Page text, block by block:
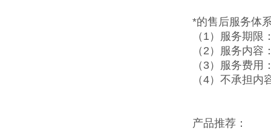
*的售后服务体
（1）服务期
（2）服务内
（3）服务费用
（4）不承担
产品推荐：